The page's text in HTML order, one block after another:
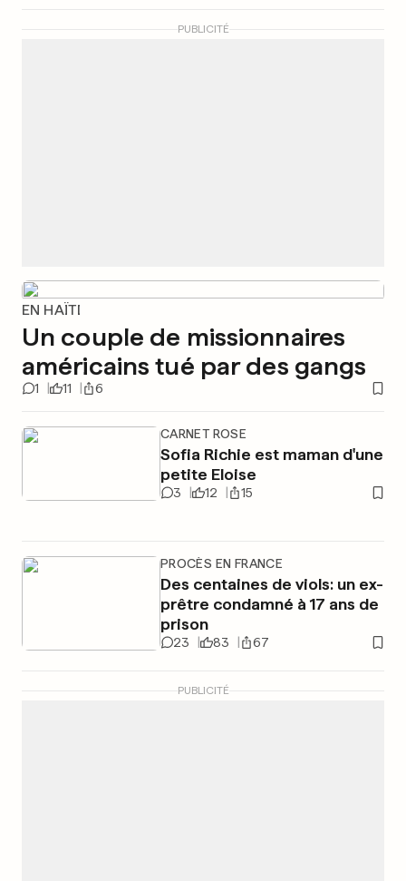
PUBLICITÉ
EN HAÏTI
Un couple de missionnaires
américains tué par des gangs
1 11 6
CARNET ROSE
Sofia Richie est maman d'une
petite Eloise
3 12 15
PROCÈS EN FRANCE
Des centaines de viols: un ex-
prêtre condamné à 17 ans de
prison
23 83 67
PUBLICITÉ